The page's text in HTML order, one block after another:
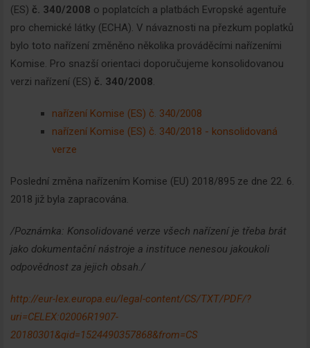
(ES) č. 340/2008 o poplatcích a platbách Evropské agentuře
pro chemické látky (ECHA). V návaznosti na přezkum poplatků
bylo toto nařízení změněno několika prováděcími nařízeními
Komise. Pro snazší orientaci doporučujeme konsolidovanou
verzi nařízení (ES) č. 340/2008.
nařízení Komise (ES) č. 340/2008
nařízení Komise (ES) č. 340/2018 - konsolidovaná
verze
Poslední změna nařízením Komise (EU) 2018/895 ze dne 22. 6.
2018 již byla zapracována.
/Poznámka: Konsolidované verze všech nařízení je třeba brát
jako dokumentační nástroje a instituce nenesou jakoukoli
odpovědnost za jejich obsah./
http://eur-lex.europa.eu/legal-content/CS/TXT/PDF/?
uri=CELEX:02006R1907-
20180301&qid=1524490357868&from=CS